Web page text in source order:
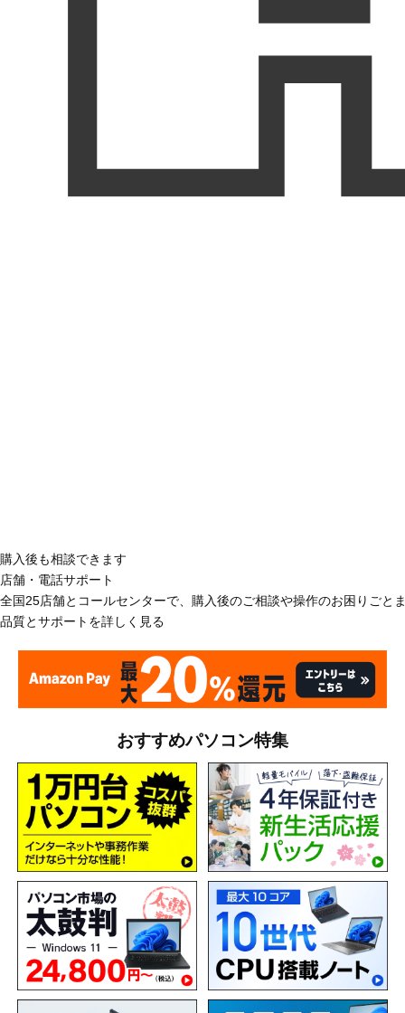
購入後も相談できます
店舗・電話サポート
全国25店舗とコールセンターで、購入後のご相談や操作のお困りごと
品質とサポートを詳しく見る
おすすめパソコン特集